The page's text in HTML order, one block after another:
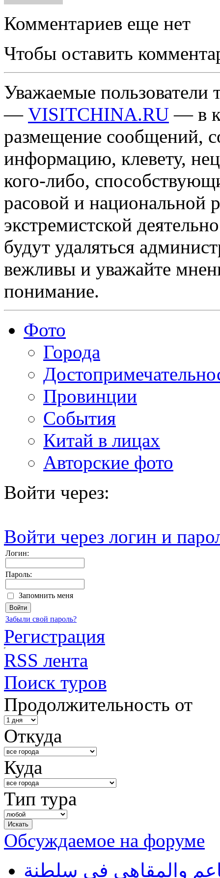
Комментариев еще нет
Чтобы оставить
Уважаемые пользователи
— VISITCHINA.RU — в
размещение сообщений,
информацию, клевету,
кого-либо,
расовой и национальной
экстремистской
будут удаляться
вежливы и уважайте
понимание.
Фото
Города
Провинции
События
Китай в лицах
Авторские фото
Войти через:
Войти через логин и
Логин:
Пароль:
Запомнить меня
Забыли свой пароль?
Регистрация
RSS лента
Поиск туров
Продолжительность от
Откуда
Куда
Тип тура
Обсуждаемое на форуме
والمقاهي في سلطنة